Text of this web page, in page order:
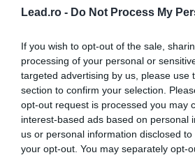
Lead.ro - Do Not Process My
If you wish to opt-out of the sale,
processing of your personal or
targeted advertising by us, please use
section to confirm your selection.
opt-out request is processed you may
interest-based ads based on personal
us or personal information disclosed
your opt-out. You may separately opt-
Nadiei
acum 2 luni
Să nu-i mai
magia lui. Să-i
încăpățânarea,
acum 4 luni